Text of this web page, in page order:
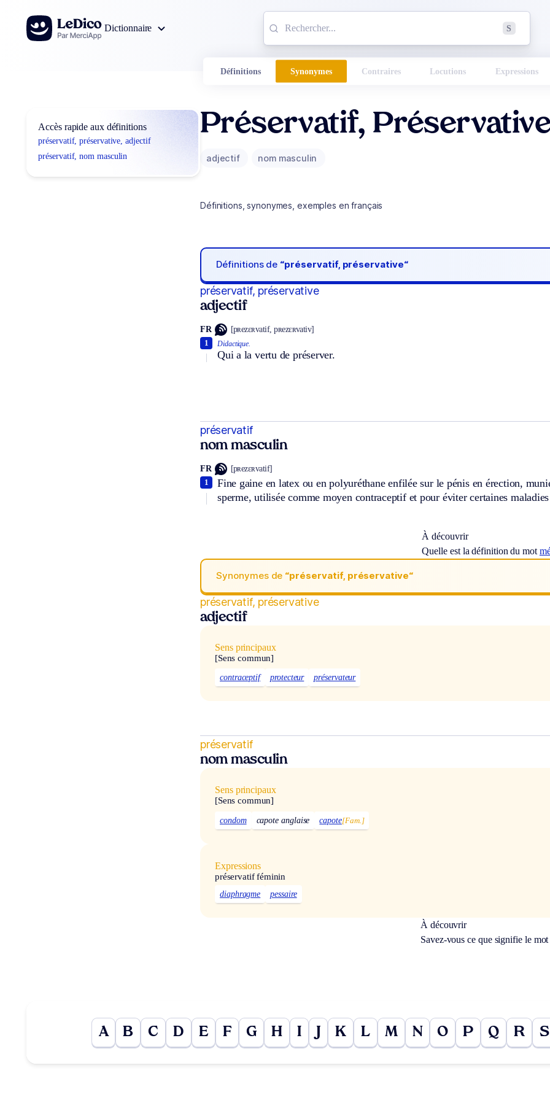
Aller au contenu
Dictionnaire
S
Définitions Synonymes Contraires Locutions Expressions
Accès rapide aux définitions
préservatif, préservative, adjectif
préservatif, nom masculin
Préservatif,
adjectif nom masculin
Définitions, synonymes, exemples en français
Définitions de “préservatif, préservative“
préservatif, préservative
adjectif
FR [pʀezɛʀvatif, pʀezɛʀvativ]
Didactique.
Qui a la vertu de préserver.
1
préservatif
nom masculin
FR [pʀezɛʀvatif]
Fine gaine en latex ou en polyuréthane enfilée sur le pénis en érection,
sperme, utilisée comme moyen contraceptif et pour éviter certaines
1
À découvrir
Quelle est la définition du mot
Synonymes de “préservatif, préservative“
préservatif, préservative
adjectif
Sens principaux
[Sens commun]
contraceptif protecteur préservateur
préservatif
nom masculin
Sens principaux
[Sens commun]
condom capote anglaise capote[Fam.]
Expressions
préservatif féminin
diaphragme pessaire
À découvrir
Savez-vous ce que signifie le
A B C D E F G H I J K L M N O P Q R S